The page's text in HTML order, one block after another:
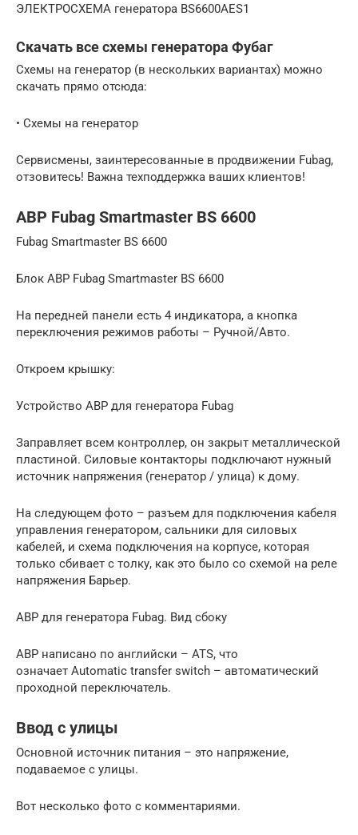
ЭЛЕКТРОСХЕМА генератора BS6600AES1
Скачать все схемы генератора Фубаг
Схемы на генератор (в нескольких вариантах) можно
скачать прямо отсюда:
• Схемы на генератор
Сервисмены, заинтересованные в продвижении Fubag,
отзовитесь! Важна техподдержка ваших клиентов!
АВР Fubag Smartmaster BS 6600
Fubag Smartmaster BS 6600
Блок АВР Fubag Smartmaster BS 6600
На передней панели есть 4 индикатора, а кнопка
переключения режимов работы – Ручной/Авто.
Откроем крышку:
Устройство АВР для генератора Fubag
Заправляет всем контроллер, он закрыт металлической
пластиной. Силовые контакторы подключают нужный
источник напряжения (генератор / улица) к дому.
На следующем фото – разъем для подключения кабеля
управления генератором, сальники для силовых
кабелей, и схема подключения на корпусе, которая
только сбивает с толку, как это было со схемой на реле
напряжения Барьер.
АВР для генератора Fubag. Вид сбоку
АВР написано по английски – ATS, что
означает Automatic transfer switch – автоматический
проходной переключатель.
Ввод с улицы
Основной источник питания – это напряжение,
подаваемое с улицы.
Вот несколько фото с комментариями.